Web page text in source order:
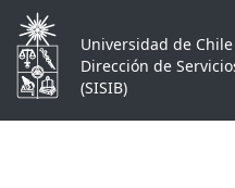
Universidad de Chile
Dirección de
(SISIB)